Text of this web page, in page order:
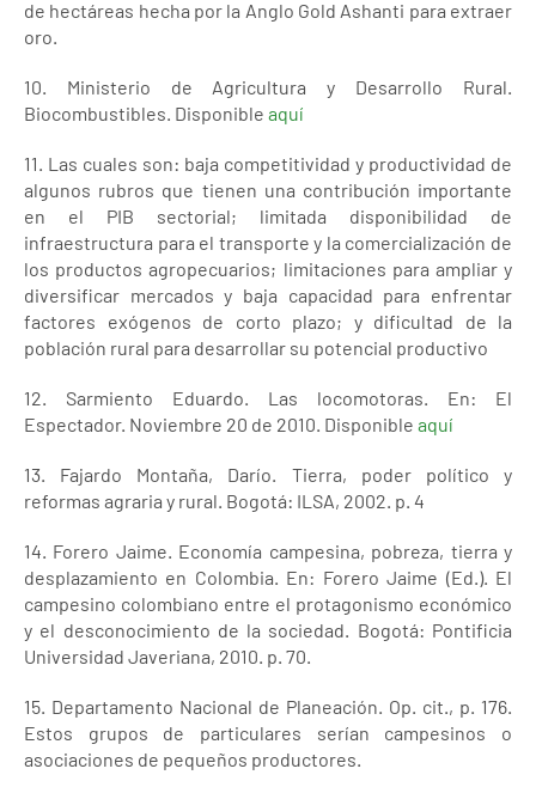
de hectáreas hecha por la Anglo Gold Ashanti para extraer
oro.
10. Ministerio de Agricultura y Desarrollo Rural.
Biocombustibles. Disponible aquí
11. Las cuales son: baja competitividad y productividad de
algunos rubros que tienen una contribución importante
en el PIB sectorial; limitada disponibilidad de
infraestructura para el transporte y la comercialización de
los productos agropecuarios; limitaciones para ampliar y
diversificar mercados y baja capacidad para enfrentar
factores exógenos de corto plazo; y dificultad de la
población rural para desarrollar su potencial productivo
12. Sarmiento Eduardo. Las locomotoras. En: El
Espectador. Noviembre 20 de 2010. Disponible aquí
13. Fajardo Montaña, Darío. Tierra, poder político y
reformas agraria y rural. Bogotá: ILSA, 2002. p. 4
14. Forero Jaime. Economía campesina, pobreza, tierra y
desplazamiento en Colombia. En: Forero Jaime (Ed.). El
campesino colombiano entre el protagonismo económico
y el desconocimiento de la sociedad. Bogotá: Pontificia
Universidad Javeriana, 2010. p. 70.
15. Departamento Nacional de Planeación. Op. cit., p. 176.
Estos grupos de particulares serían campesinos o
asociaciones de pequeños productores.